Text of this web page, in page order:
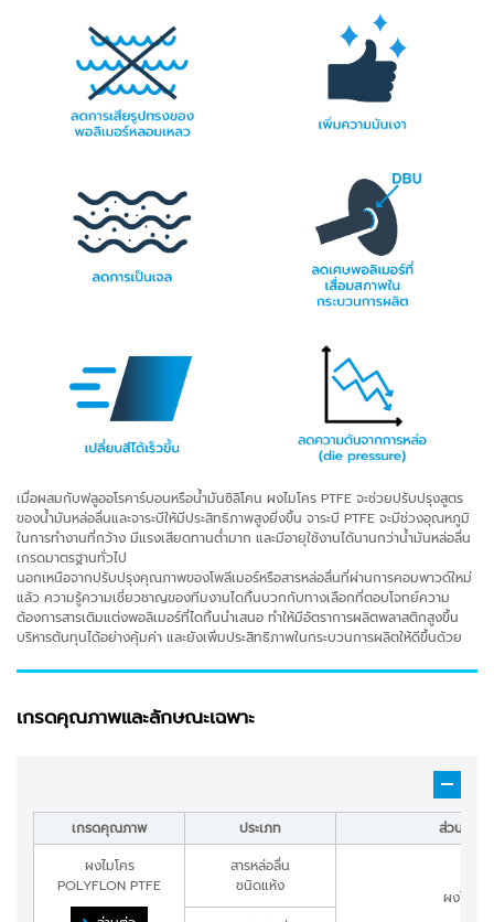
เมื่อผสมกับฟลูออโรคาร์บอนหรือน้ำมันซิลิโคน ผงไมโคร PTFE จะช่วยปรับปรุงสูตร
ของน้ำมันหล่อลื่นและจาระบีให้มีประสิทธิภาพสูงยิ่งขึ้น จาระบี PTFE จะมีช่วงอุณหภูมิ
ในการทำงานที่กว้าง มีแรงเสียดทานต่ำมาก และมีอายุใช้งานได้นานกว่าน้ำมันหล่อลื่น
เกรดมาตรฐานทั่วไป
นอกเหนือจากปรับปรุงคุณภาพของโพลีเมอร์หรือสารหล่อลื่นที่ผ่านการคอมพาวด์ใหม่
แล้ว ความรู้ความเชี่ยวชาญของทีมงานไดกิ้นบวกกับทางเลือกที่ตอบโจทย์ความ
ต้องการสารเติมแต่งพอลิเมอร์ที่ไดกิ้นนำเสนอ ทำให้มีอัตราการผลิตพลาสติกสูงขึ้น
บริหารต้นทุนได้อย่างคุ้มค่า และยังเพิ่มประสิทธิภาพในกระบวนการผลิตให้ดีขึ้นด้วย
เกรดคุณภาพและลักษณะเฉพาะ
เกรดคุณภาพ ประเภท
ส่วนประ
ผงไมโคร
POLYFLON PTFE
สารหล่อลื่น
ชนิดแห้ง
ผงไมโค